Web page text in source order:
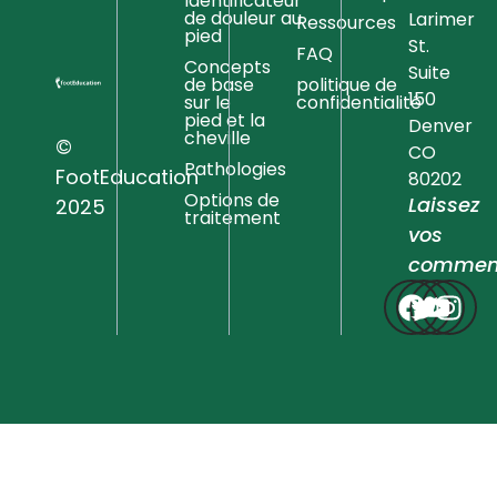
©
FootEducation
2025
de douleur au
pied
Concepts
de base
sur le
pied et la
cheville
Pathologies
Options de
traitement
Ressources
FAQ
politique de
confidentialité
Larimer
St.
Suite
150
Denver
CO
80202
Laissez
vos